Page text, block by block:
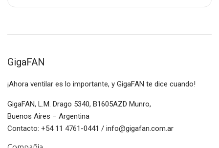
GigaFAN
¡Ahora ventilar es lo importante, y GigaFAN te dice cuando!
GigaFAN, L.M. Drago 5340, B1605AZD Munro,
Buenos Aires – Argentina
Contacto: +54 11 4761-0441 / info@gigafan.com.ar